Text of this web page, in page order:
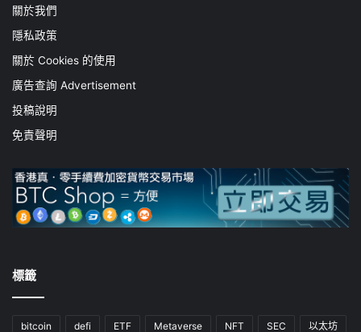
關於我們
隱私政策
關於 Cookies 的使用
廣告查詢 Advertisement
投稿說明
免責聲明
標籤
bitcoin defi ETF Metaverse NFT SEC 以太坊